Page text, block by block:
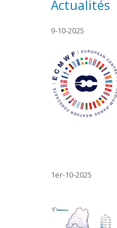
Actualités
9-10-2025
1er-10-2025